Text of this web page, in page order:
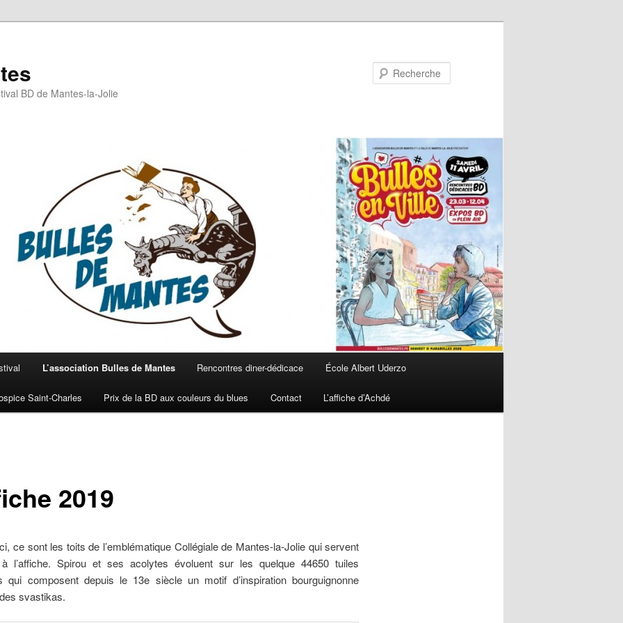
BD de Mantes-la-Jolie
L’association Bulles de Mantes Rencontres diner-dédicace École Albert Uderzo
Saint-Charles Prix de la BD aux couleurs du blues Contact L’affiche d’Achdé
2019
ce sont les toits de l’emblématique Collégiale de Mantes-la-Jolie qui servent
l’affiche. Spirou et ses acolytes évoluent sur les quelque 44650 tuiles
qui composent depuis le 13e siècle un motif d’inspiration bourguignonne
svastikas.